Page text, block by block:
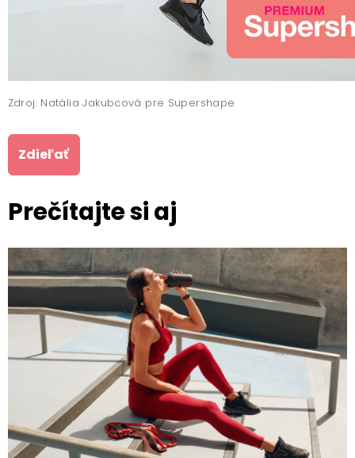
Zdroj: Natália Jakubcová pre Supershape
Zdieľať
Prečítajte si aj